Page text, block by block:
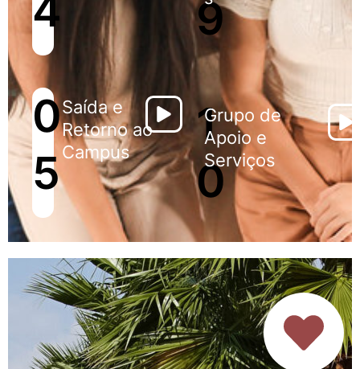
9
0
5
Saída e
Retorno ao
Campus
1
0
Grupo de
Apoio e
Serviços